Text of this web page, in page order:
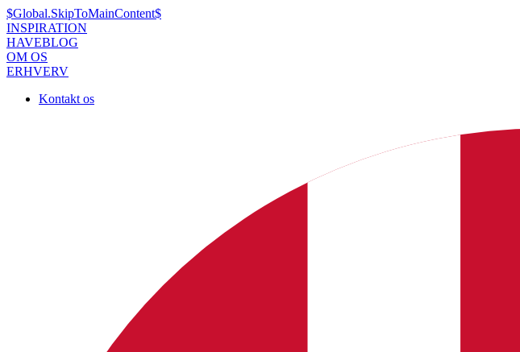
$Global.SkipToMainContent$
INSPIRATION
HAVEBLOG
OM OS
ERHVERV
Kontakt os